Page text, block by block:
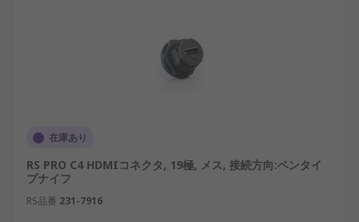
在庫あり
RS PRO C4 HDMIコネクタ, 19極, メス, 接続方向:ペンタイ
プナイフ
RS品番 231-7916